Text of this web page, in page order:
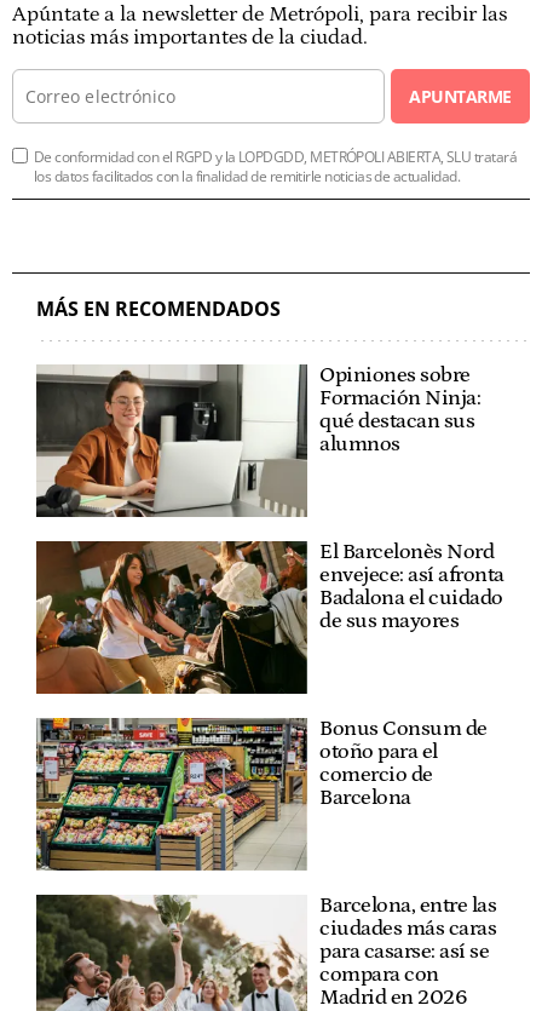
Apúntate a la newsletter de Metrópoli, para recibir las
noticias más importantes de la ciudad.
APUNTARME
De conformidad con el RGPD y la LOPDGDD, METRÓPOLI ABIERTA, SLU tratará
los datos facilitados con la finalidad de remitirle noticias de actualidad.
MÁS EN RECOMENDADOS
Opiniones sobre
Formación Ninja:
qué destacan sus
alumnos
El Barcelonès Nord
envejece: así afronta
Badalona el cuidado
de sus mayores
Bonus Consum de
otoño para el
comercio de
Barcelona
Barcelona, entre las
ciudades más caras
para casarse: así se
compara con
Madrid en 2026